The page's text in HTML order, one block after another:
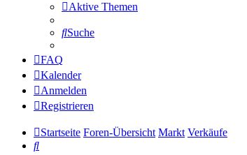
Aktive Themen
Suche
FAQ
Kalender
Anmelden
Registrieren
Startseite Foren-Übersicht Markt Verkäufe
Suche